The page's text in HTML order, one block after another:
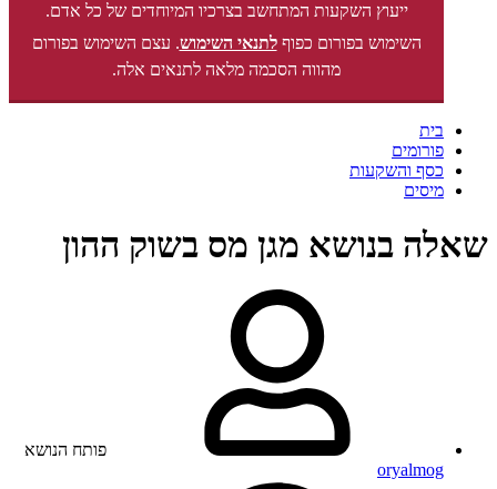
ייעוץ השקעות המתחשב בצרכיו המיוחדים של כל אדם.
השימוש בפורום כפוףלתנאי השימוש. עצם השימוש בפורום
מהווה הסכמה מלאה לתנאים אלה.
בית
פורומים
כסף והשקעות
מיסים
שאלה בנושא מגן מס בשוק ההון
פותח הנושא
oryalmog